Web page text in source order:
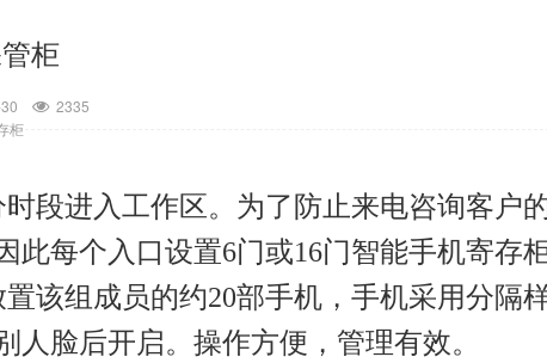
柜
30
2335
柜
段进入工作区。为了防止来电咨询客户
每个入口设置6门或16门智能手机寄存柜
该组成员的约20部手机，手机采用分隔
脸后开启。操作方便，管理有效。